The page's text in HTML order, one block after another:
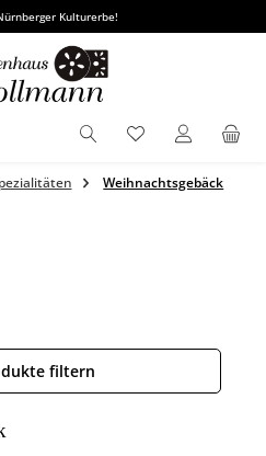
Kulturerbe!
Du hast 0
Weihnachtsgebäck
filtern